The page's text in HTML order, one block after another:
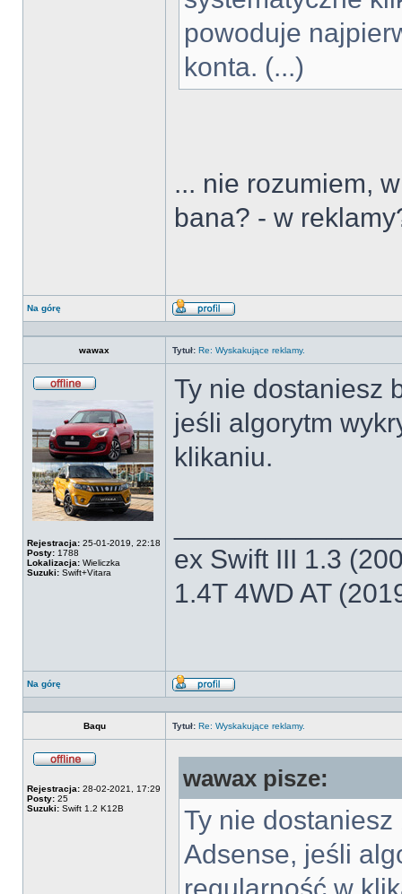
powoduje
konta. (...)
... nie rozumiem,
bana? - w
Na górę
Wyświetl
wawax
Tytuł: Re: Wyskakujące reklamy.
Rejestracja: 25-01-2019, 22:18
Posty: 1788
Lokalizacja: Wieliczka
Suzuki: Swift+Vitara
Ty nie dostaniesz
jeśli algorytm
klikaniu.
ex Swift III 1.3
1.4T 4WD AT
Na górę
Wyświetl
Baqu
Tytuł: Re: Wyskakujące reklamy.
Rejestracja: 28-02-2021, 17:29
Posty: 25
Suzuki: Swift 1.2 K12B
wawax pisze:
Ty nie dostaniesz
Adsense, jeśli